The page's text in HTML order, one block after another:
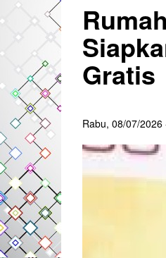
Gratis
Rabu, 08/07/2026